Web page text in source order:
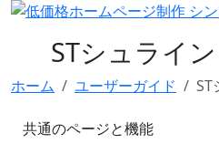
STシュライ
ホーム ユーザーガイド ST
共通のページと機能